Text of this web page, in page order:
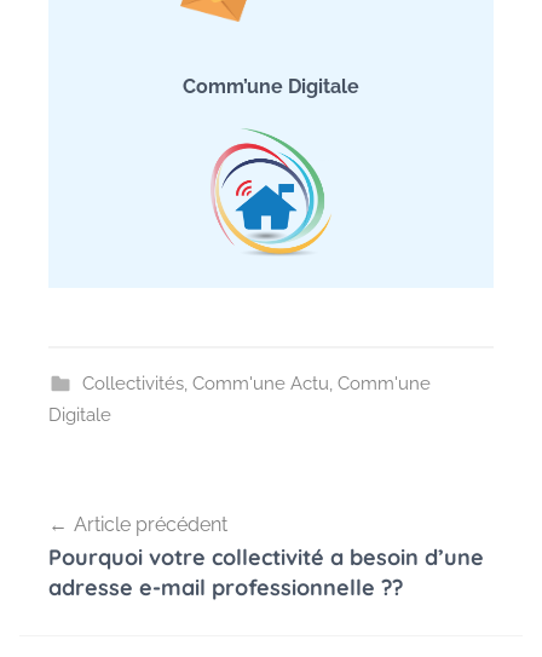
Comm’une Digitale
Collectivités, Comm'une Actu Comm'une
Digitale
de
l’article
Article précédent
Pourquoi votre collectivité a besoin d’une
adresse e-mail professionnelle ??